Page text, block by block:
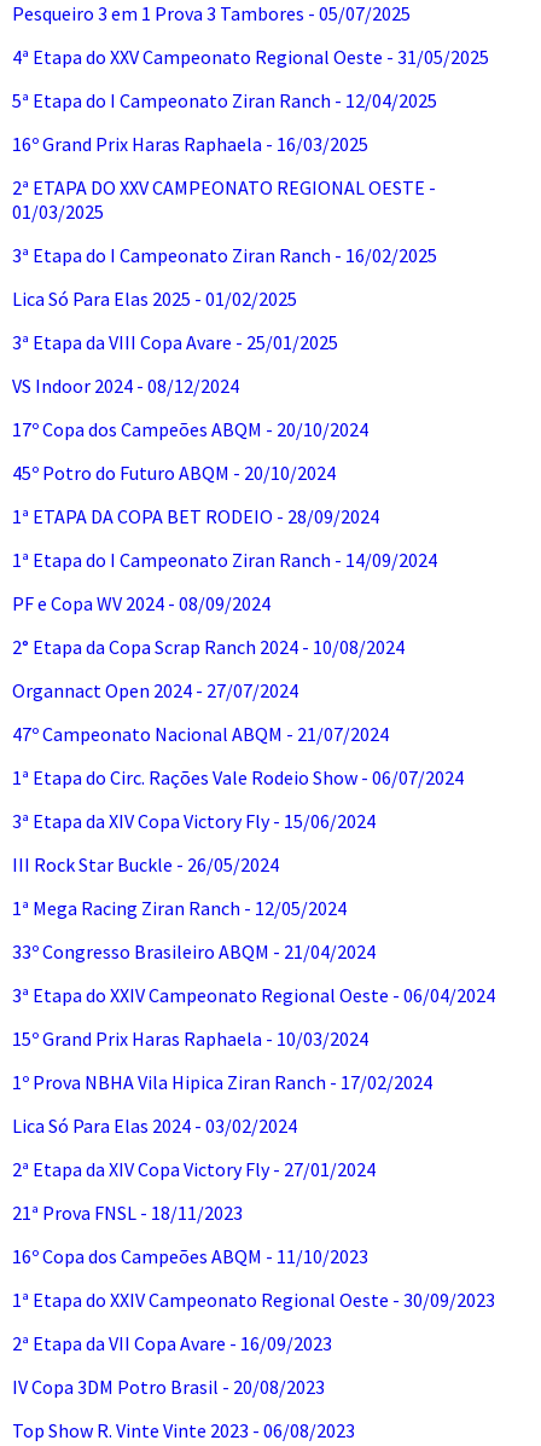
Pesqueiro 3 em 1 Prova 3 Tambores - 05/07/2025
4ª Etapa do XXV Campeonato Regional Oeste - 31/05/2025
5ª Etapa do I Campeonato Ziran Ranch - 12/04/2025
16º Grand Prix Haras Raphaela - 16/03/2025
2ª ETAPA DO XXV CAMPEONATO REGIONAL OESTE -
01/03/2025
3ª Etapa do I Campeonato Ziran Ranch - 16/02/2025
Lica Só Para Elas 2025 - 01/02/2025
3ª Etapa da VIII Copa Avare - 25/01/2025
VS Indoor 2024 - 08/12/2024
17º Copa dos Campeões ABQM - 20/10/2024
45º Potro do Futuro ABQM - 20/10/2024
1ª ETAPA DA COPA BET RODEIO - 28/09/2024
1ª Etapa do I Campeonato Ziran Ranch - 14/09/2024
PF e Copa WV 2024 - 08/09/2024
2° Etapa da Copa Scrap Ranch 2024 - 10/08/2024
Organnact Open 2024 - 27/07/2024
47º Campeonato Nacional ABQM - 21/07/2024
1ª Etapa do Circ. Rações Vale Rodeio Show - 06/07/2024
3ª Etapa da XIV Copa Victory Fly - 15/06/2024
III Rock Star Buckle - 26/05/2024
1ª Mega Racing Ziran Ranch - 12/05/2024
33º Congresso Brasileiro ABQM - 21/04/2024
3ª Etapa do XXIV Campeonato Regional Oeste - 06/04/2024
15º Grand Prix Haras Raphaela - 10/03/2024
1º Prova NBHA Vila Hipica Ziran Ranch - 17/02/2024
Lica Só Para Elas 2024 - 03/02/2024
2ª Etapa da XIV Copa Victory Fly - 27/01/2024
21ª Prova FNSL - 18/11/2023
16º Copa dos Campeões ABQM - 11/10/2023
1ª Etapa do XXIV Campeonato Regional Oeste - 30/09/2023
2ª Etapa da VII Copa Avare - 16/09/2023
IV Copa 3DM Potro Brasil - 20/08/2023
Top Show R. Vinte Vinte 2023 - 06/08/2023